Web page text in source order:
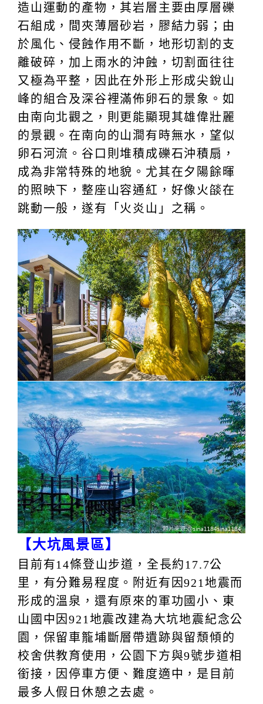
造山運動的產物，其岩層主要由厚層礫
石組成，間夾薄層砂岩，膠結力弱；由
於風化、侵蝕作用不斷，地形切割的支
離破碎，加上雨水的沖蝕，切割面往往
又極為平整，因此在外形上形成尖銳山
峰的組合及深谷裡滿佈卵石的景象。如
由南向北觀之，則更能顯現其雄偉壯麗
的景觀。在南向的山澗有時無水，望似
卵石河流。谷口則堆積成礫石沖積扇，
成為非常特殊的地貌。尤其在夕陽餘暉
的照映下，整座山容通紅，好像火燄在
跳動一般，遂有「火炎山」之稱。
【大坑風景區】